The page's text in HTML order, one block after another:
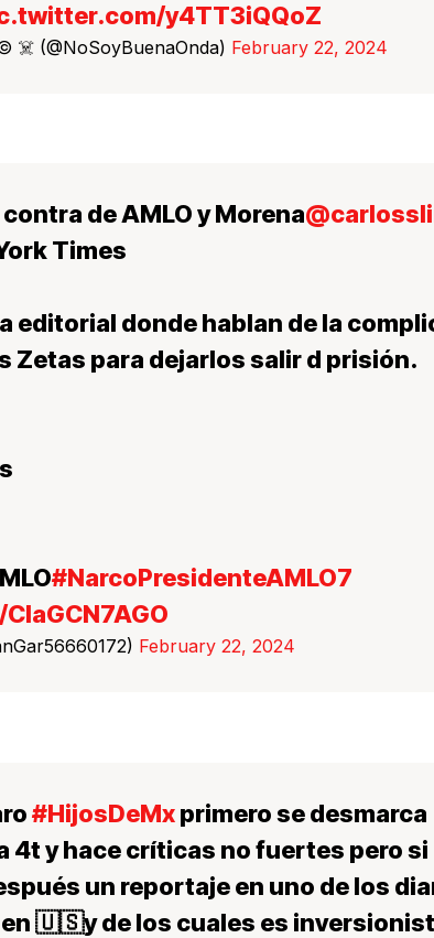
y4TT3iQQoZ
(@NoSoyBuenaOnda) February 22, 2024
de AMLO y Morena
Times
editorial donde hablan de la
Zetas para dejarlos salir d prisión.
#NarcoPresidenteAMLO7
February 22, 2024
#HijosDeMxprimero se desmarca
4t y hace críticas no fuertes pero si
un reportaje en uno de los
🇺🇸y de los cuales es